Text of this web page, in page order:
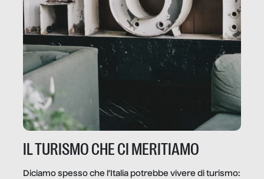
IL TURISMO CHE CI MERITIAMO
Diciamo spesso che l’Italia potrebbe vivere di turismo: